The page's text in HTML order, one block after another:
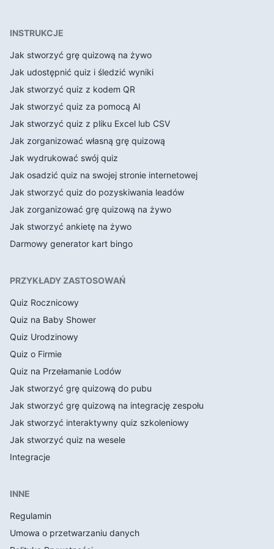
INSTRUKCJE
Jak stworzyć grę quizową na żywo
Jak udostępnić quiz i śledzić wyniki
Jak stworzyć quiz z kodem QR
Jak stworzyć quiz za pomocą AI
Jak stworzyć quiz z pliku Excel lub CSV
Jak zorganizować własną grę quizową
Jak wydrukować swój quiz
Jak osadzić quiz na swojej stronie internetowej
Jak stworzyć quiz do pozyskiwania leadów
Jak zorganizować grę quizową na żywo
Jak stworzyć ankietę na żywo
Darmowy generator kart bingo
PRZYKŁADY ZASTOSOWAŃ
Quiz Rocznicowy
Quiz na Baby Shower
Quiz Urodzinowy
Quiz o Firmie
Quiz na Przełamanie Lodów
Jak stworzyć grę quizową do pubu
Jak stworzyć grę quizową na integrację zespołu
Jak stworzyć interaktywny quiz szkoleniowy
Jak stworzyć quiz na wesele
Integracje
INNE
Regulamin
Umowa o przetwarzaniu danych